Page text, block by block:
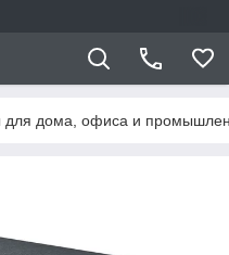
для дома, офиса и